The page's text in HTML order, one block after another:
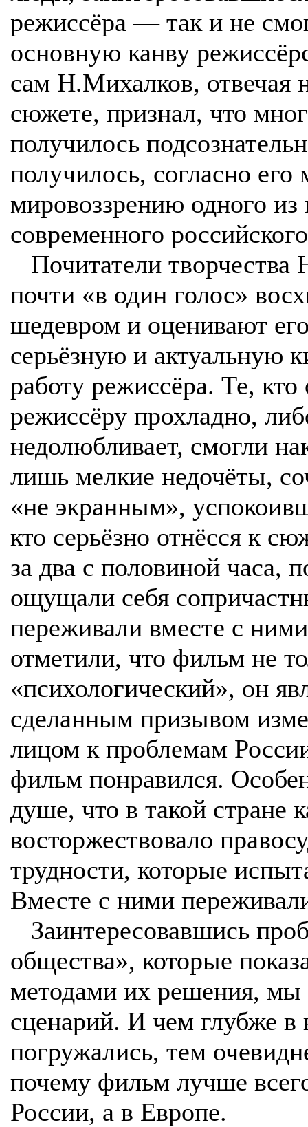
режиссёра — так и не
основную канву
сам Н.Михалков, отвечая
сюжете, признал, что
получилось
получилось, согласно
мировоззрению одного
современного
Почитатели творчества
почти «в один голос»
шедевром и оценивают
серьёзную и актуальную
работу режиссёра. Те, кто
режиссёру прохладно,
недолюбливает, смогли
лишь мелкие недочёты,
«не экранным»,
кто серьёзно отнёсся к
за два с половиной часа,
ощущали себя
переживали вместе с
отметили, что фильм не
«психологический», он
сделанным призывом
лицом к проблемам
фильм понравился.
душе, что в такой стране
восторжествовало
трудности, которые
Вместе с ними
Заинтересовавшись
общества», которые
методами их решения, мы
сценарий. И чем глубже в
погружались, тем
почему фильм лучше
России, а в Европе.